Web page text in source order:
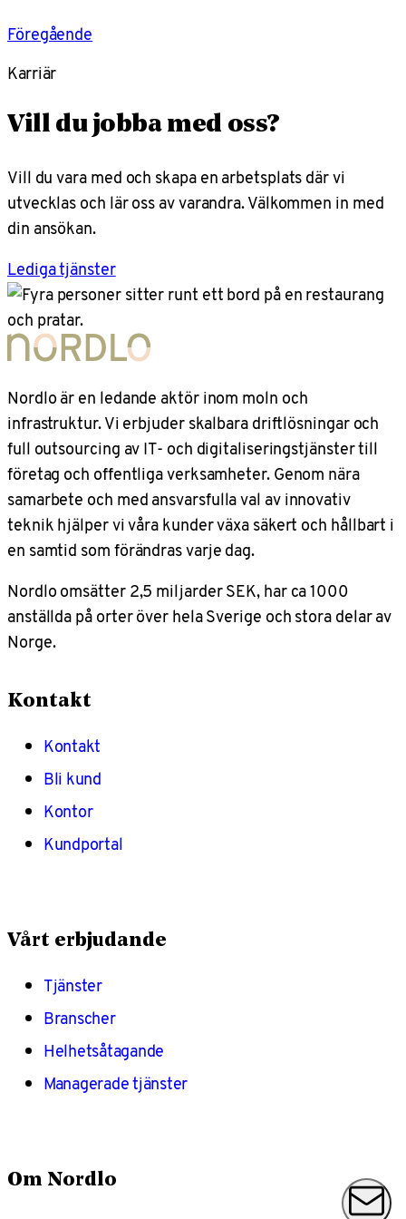
Föregående
Karriär
Vill du jobba med oss?
Vill du vara med och skapa en arbetsplats där vi
utvecklas och lär oss av varandra. Välkommen in med
din ansökan.
Lediga tjänster
Nordlo är en ledande aktör inom moln och
infrastruktur. Vi erbjuder skalbara driftlösningar och
full outsourcing av IT- och digitaliseringstjänster till
företag och offentliga verksamheter. Genom nära
samarbete och med ansvarsfulla val av innovativ
teknik hjälper vi våra kunder växa säkert och hållbart i
en samtid som förändras varje dag.
Nordlo omsätter 2,5 miljarder SEK, har ca 1000
anställda på orter över hela Sverige och stora delar av
Norge.
Kontakt
Kontakt
Bli kund
Kontor
Kundportal
Vårt erbjudande
Tjänster
Branscher
Helhetsåtagande
Managerade tjänster
Om Nordlo